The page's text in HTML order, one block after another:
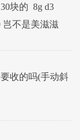
块的 8g d3
不是美滋滋
收的吗(手动斜